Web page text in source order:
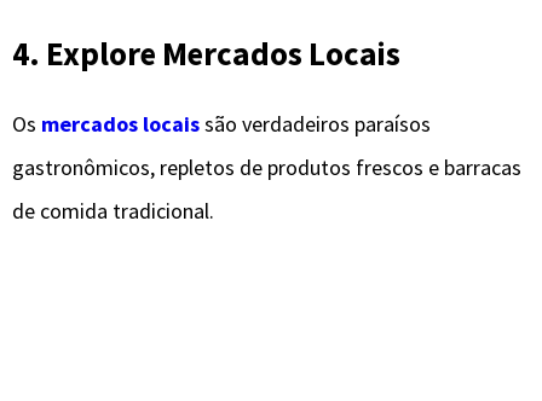
4. Explore Mercados Locais
Os mercados locaissão verdadeiros paraísos
gastronômicos, repletos de produtos frescos e barracas
de comida tradicional.